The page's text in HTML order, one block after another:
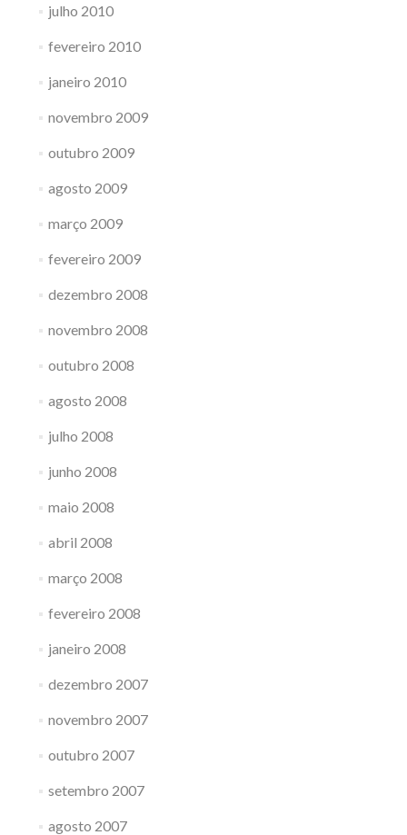
julho 2010
fevereiro 2010
janeiro 2010
novembro 2009
outubro 2009
agosto 2009
março 2009
fevereiro 2009
dezembro 2008
novembro 2008
outubro 2008
agosto 2008
julho 2008
junho 2008
maio 2008
abril 2008
março 2008
fevereiro 2008
janeiro 2008
dezembro 2007
novembro 2007
outubro 2007
setembro 2007
agosto 2007